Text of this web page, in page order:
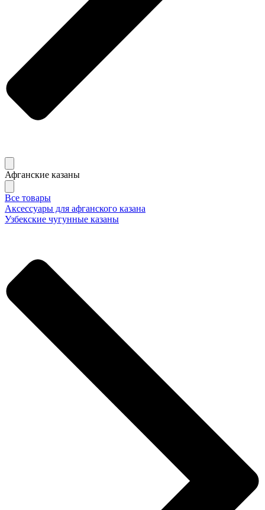
Афганские казаны
Все товары
Аксессуары для афганского казана
Узбекские чугунные казаны